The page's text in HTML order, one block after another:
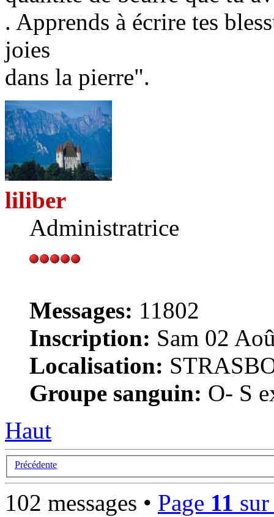
. Apprends à écrire tes
joies
dans la pierre".
liliber
Administratrice
Messages: 11802
Inscription: Sam 02
Localisation:
Groupe sanguin: O- S
Haut
Précédente
102 messages • Page 11